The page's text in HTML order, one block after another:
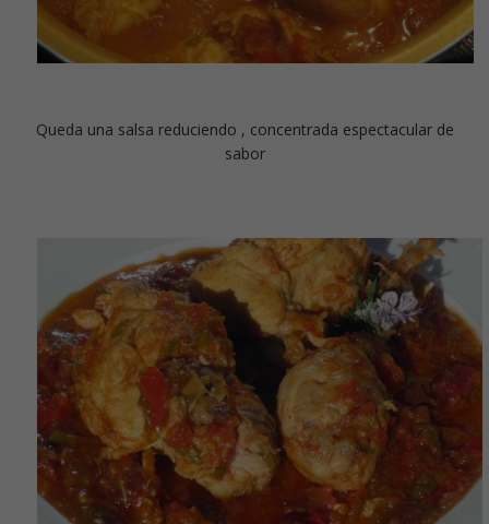
Queda una salsa reduciendo , concentrada espectacular de
sabor